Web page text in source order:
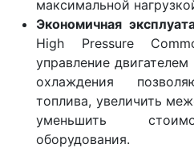
максимальной
Экономичная
High Pressure
управление
охлаждения
топлива, увеличить
уменьшить
оборудования.